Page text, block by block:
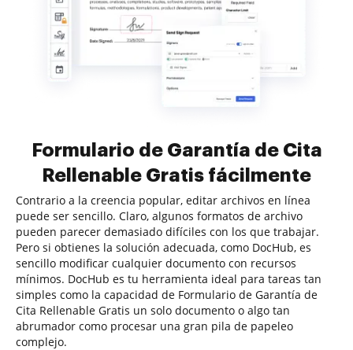
Formulario de Garantía de Cita
Rellenable Gratis fácilmente
Contrario a la creencia popular, editar archivos en línea
puede ser sencillo. Claro, algunos formatos de archivo
pueden parecer demasiado difíciles con los que trabajar.
Pero si obtienes la solución adecuada, como DocHub, es
sencillo modificar cualquier documento con recursos
mínimos. DocHub es tu herramienta ideal para tareas tan
simples como la capacidad de Formulario de Garantía de
Cita Rellenable Gratis un solo documento o algo tan
abrumador como procesar una gran pila de papeleo
complejo.